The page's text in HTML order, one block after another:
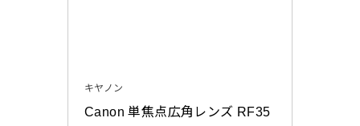
キヤノン
Canon 単焦点広角レンズ RF35